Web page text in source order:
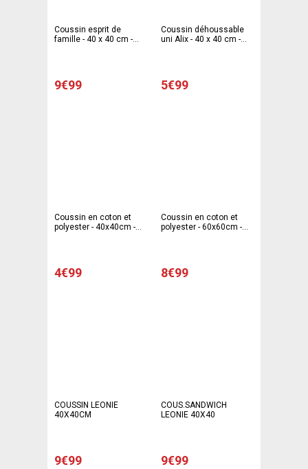
Coussin esprit de
famille - 40 x 40 cm -
9€99
Coussin déhoussable
uni Alix - 40 x 40 cm -
5€99
Coussin en coton et
polyester - 40x40cm -
4€99
Coussin en coton et
polyester - 60x60cm -
8€99
COUSSIN LEONIE
40X40CM
9€99
COUS.SANDWICH
LEONIE 40X40
9€99